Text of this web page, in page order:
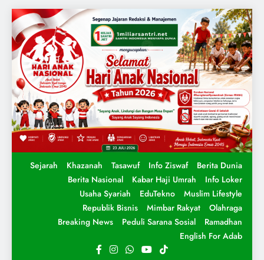
Sejarah Khazanah Tasawuf Info Ziswaf
Berita Dunia
Berita Nasional
Kabar Haji Umrah
Info Loker
Usaha Syariah
EduTekno
Muslim Lifestyle
Republik Bisnis
Mimbar Rakyat
Olahraga
Breaking News
Peduli Sarana Sosial
Ramadhan
English For Adab